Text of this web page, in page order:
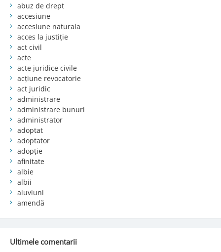
abuz de drept
accesiune
accesiune naturala
acces la justiție
act civil
acte
acte juridice civile
acțiune revocatorie
act juridic
administrare
administrare bunuri
administrator
adoptat
adoptator
adopție
afinitate
albie
albii
aluviuni
amendă
Ultimele comentarii